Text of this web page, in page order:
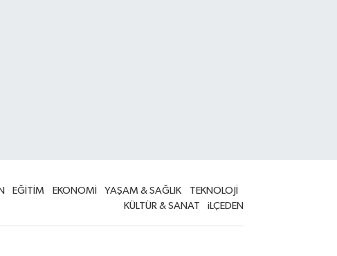
EĞİTİM EKONOMİ YAŞAM & SAĞLIK
TEKNOLOJİ
KÜLTÜR & SANAT
iLÇEDEN